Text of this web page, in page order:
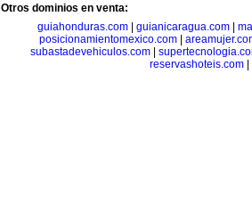
Otros dominios en venta:
guiahonduras.com| guianicaragua.com|
posicionamientomexico.com
subastadevehiculos.com
reservashoteis.com